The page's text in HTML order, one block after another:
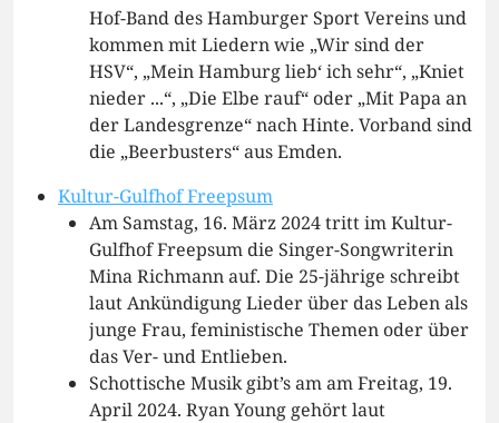
Hof-Band des Hamburger Sport Vereins und
kommen mit Liedern wie „Wir sind der
HSV“, „Mein Hamburg lieb‘ ich sehr“, „Kniet
nieder ...“, „Die Elbe rauf“ oder „Mit Papa an
der Landesgrenze“ nach Hinte. Vorband sind
die „Beerbusters“ aus Emden.
Kultur-Gulfhof Freepsum
Am Samstag, 16. März 2024 tritt im Kultur-
Gulfhof Freepsum die Singer-Songwriterin
Mina Richmann auf. Die 25-jährige schreibt
laut Ankündigung Lieder über das Leben als
junge Frau, feministische Themen oder über
das Ver- und Entlieben.
Schottische Musik gibt’s am am Freitag, 19.
April 2024. Ryan Young gehört laut